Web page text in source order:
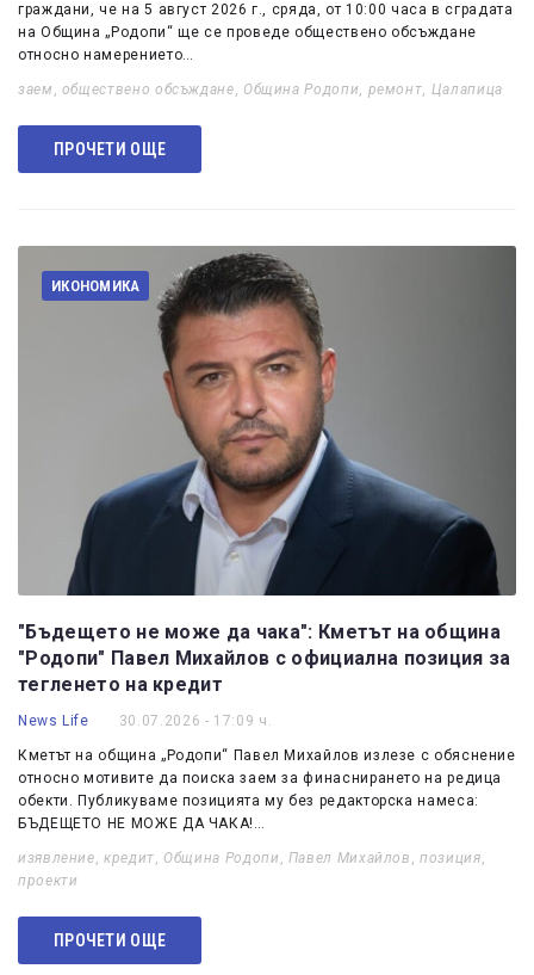
граждани, че на 5 август 2026 г., сряда, от 10:00 часа в сградата
на Община „Родопи“ ще се проведе обществено обсъждане
относно намерението…
заем , обществено обсъждане, Община Родопи, ремонт, Цалапица
ПРОЧЕТИ ОЩЕ
ИКОНОМИКА
"Бъдещето не може да чака": Кметът на община
"Родопи" Павел Михайлов с официална позиция за
тегленето на кредит
News Life 30.07.2026 - 17:09 ч.
Кметът на община „Родопи“ Павел Михайлов излезе с обяснение
относно мотивите да поиска заем за финаснирането на редица
обекти. Публикуваме позицията му без редакторска намеса:
БЪДЕЩЕТО НЕ МОЖЕ ДА ЧАКА!…
изявление,кредит, Община Родопи , Павел Михайлов ,позиция,
проекти
ПРОЧЕТИ ОЩЕ